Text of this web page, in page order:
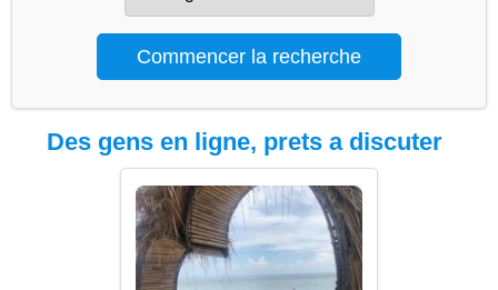
Des gens en ligne, prets a discuter